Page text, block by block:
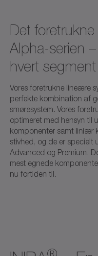
Det
Alpha-serien
hvert segment
Vores foretrukne lineære
perfekte kombination af
smøresystem. Vores
optimeret med hensyn til
komponenter samt liniær
stivhed, og de er specielt
Advanced og Premium.
mest egnede
nu fortiden til.